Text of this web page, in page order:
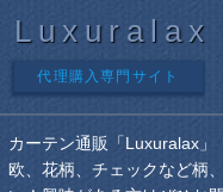
Luxuralax
代理購入専門サイト
カーテン通販「Luxuralax
欧、花柄、チェックなど柄